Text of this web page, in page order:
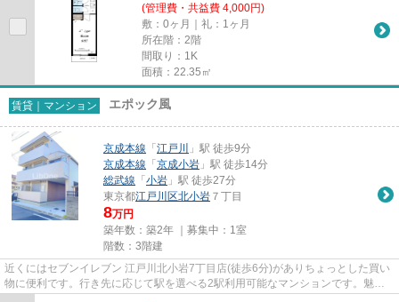
(管理費・共益費 4,000円)
敷：0ヶ月｜礼：1ヶ月
所在階：2階
間取り：1K
面積：22.35㎡
賃貸｜マンション エポック風
京成本線 「 江戸川
」駅 徒歩9分
京成本線 「 京成小岩 」駅 徒歩14分
総武線 「 小岩 」駅 徒歩27分
東京都江戸川区北小岩 ７丁目
8万円
築年数：築2年 ｜募集中： 1室
階数：3階建
近くにはセブンイレブン 江戸川北小岩7丁目店(徒歩6分)がありちょっとした買い
物に便利です。行き先に応じて駅を選べる2駅利用可能なマンションです。魅力